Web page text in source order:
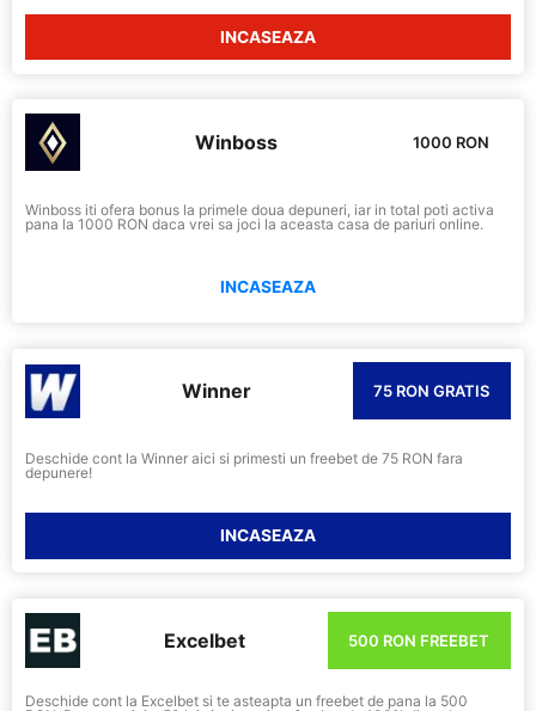
INCASEAZA
Winboss 1000 RON
Winboss iti ofera bonus la primele doua depuneri, iar in total poti activa
pana la 1000 RON daca vrei sa joci la aceasta casa de pariuri online.
INCASEAZA
Winner 75 RON GRATIS
Deschide cont la Winner aici si primesti un freebet de 75 RON fara
depunere!
INCASEAZA
Excelbet 500 RON FREEBET
Deschide cont la Excelbet si te asteapta un freebet de pana la 500